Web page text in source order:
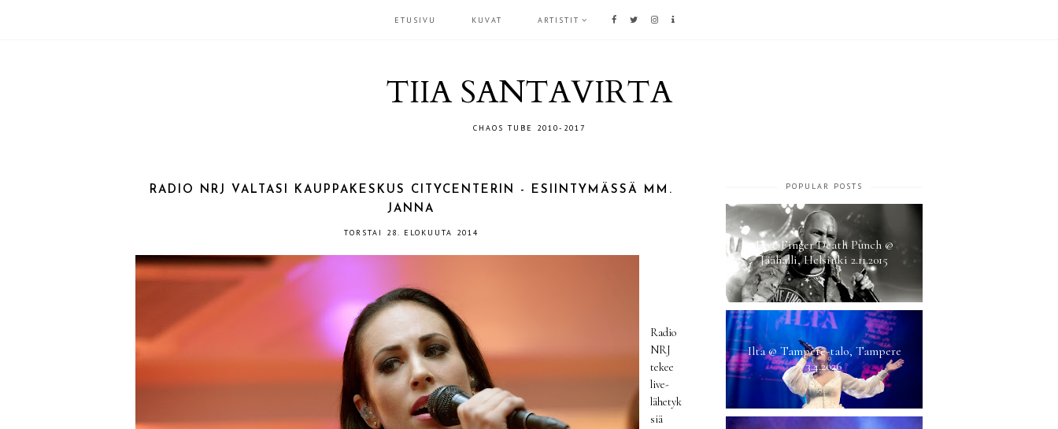
ETUSIVU KUVAT ARTISTIT
TIIA SANTAVIRTA
CHAOS TUBE 2010-2017
RADIO NRJ VALTASI KAUPPAKESKUS CITYCENTERIN - ESIINTYMÄSSÄ MM.
JANNA
TORSTAI 28. ELOKUUTA 2014
Radio
NRJ
tekee
live-
lähetyk
siä
POPULAR POSTS
Five Finger Death Punch @
Jäähalli, Helsinki 2.11.2015
Ilta @ Tampere-talo, Tampere
3.4.2026